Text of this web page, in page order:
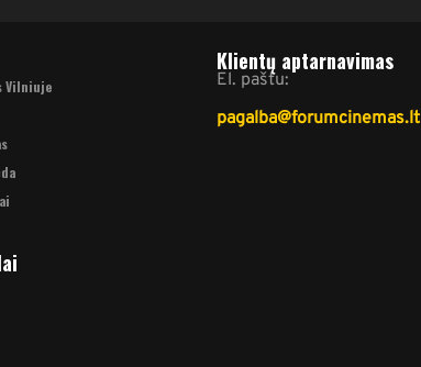
Vilniuje
Klientų aptarnavimas
El. paštu:
pagalba@forumcinemas.lt